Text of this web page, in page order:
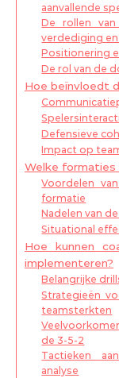
aanvallende
De rollen
verdediging en
Positionering
De rol van de
Hoe beïnvloedt
Defensieve
Impact op
Welke formaties
Voordelen
formatie
Nadelen van
Situational
Hoe kunnen
implementeren?
Belangrijke
Strategieën
teamsterkten
de 3-5-2
Tactieken
analyse